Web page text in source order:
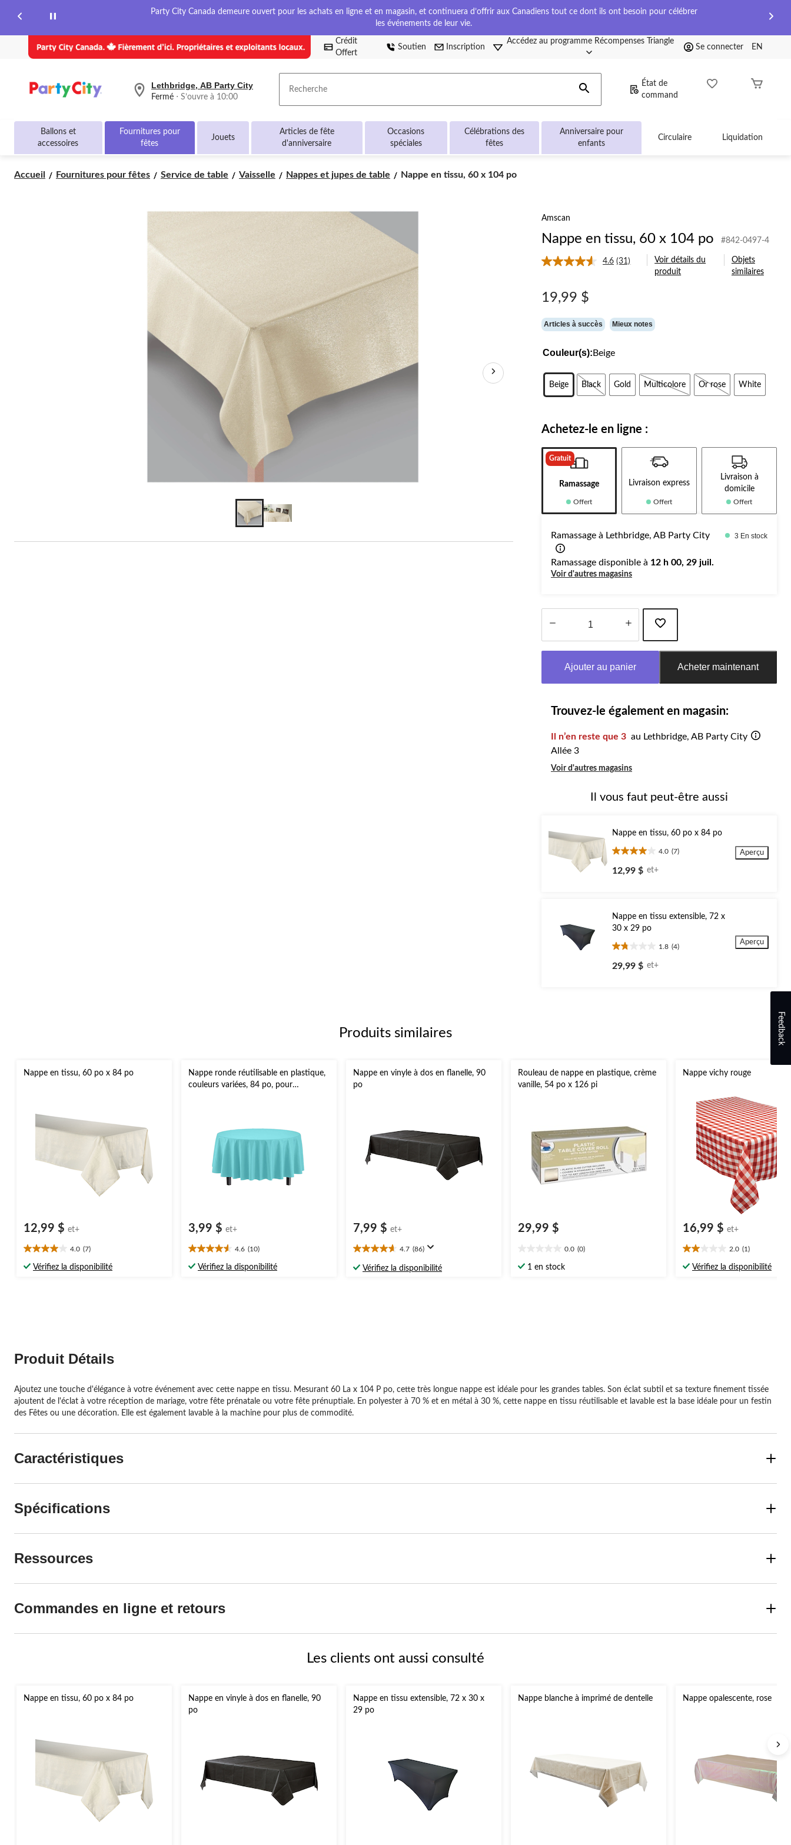
Party City Canada demeure ouvert pour les achats en ligne et en magasin, et continuera d’offrir aux Canadiens tout ce dont ils ont besoin pour célébrer
les événements de leur vie.
Crédit
Offert
Soutien Inscription
Accédez au programme Récompenses Triangle
Se connecter EN
votre
Lethbridge,
AB
Party
courament
Lethbridge, AB Party City
Fermé ⋅ S’ouvre à 10:00 Recherche
État de
command
Ballons et
accessoires
Fournitures pour
fêtes
Jouets
Articles de fête
d'anniversaire
Occasions
spéciales
Célébrations des
fêtes
Anniversaire pour
enfants
Circulaire Liquidation
Accueil Fournitures pour fêtes Service de table Vaisselle Nappes et jupes de table
Nappe
Nappe en tissu, 60 x 104 po
Amscan
Nappe en tissu, 60 x 104 po #842-0497-4
4.6 Lire
la
même
(31)
Voir détails du
produit
Objets
similaires
19,99 $
Articles à succès Mieux notes
Couleur(s): Beige
Beige Black Gold Multicolore Or rose White
Achetez-le en ligne :
Gratuit
Ramassage
Offert
Livraison express
Offert
Livraison à
domicile
Offert
Ramassage à Lethbridge, AB Party City 3 En stock
Ramassage disponible à 12 h 00, 29 juil.
Voir d'autres magasins
Ajouter au panier Acheter maintenant
Trouvez-le également en magasin:
Il n’en reste que 3 au Lethbridge, AB Party City
Allée 3
Voir d'autres magasins
Il vous faut peut-être aussi
Nappe en tissu, 60 po x 84 po
4.0 (7)
4.0
étoile(s)
évaluations
12,99 $ et+
Aperçu
Nappe en tissu extensible, 72 x
30 x 29 po
1.8 (4)
1.8
étoile(s)
29,99 $ et+
Aperçu
page.
Produits similaires
Nappe en tissu, 60 po x 84 po
12,99 $ et+
4.0 (7)
4.0
étoile(s)
Vérifiez la disponibilité
Nappe ronde réutilisable en plastique,
couleurs variées, 84 po, pour
3,99 $ et+
4.6 (10)
4.6
étoile(s)
Vérifiez la disponibilité
Nappe en vinyle à dos en flanelle, 90
po
7,99 $ et+
4.7 (86)
4.7
étoile(s)
Vérifiez la disponibilité
Rouleau de nappe en plastique, crème
vanille, 54 po x 126 pi
29,99 $
0.0 (0)
étoile(s)
1 en stock
Nappe vichy rouge
16,99 $ et+
2.0 (1)
2.0
étoile(s)
Vérifiez la disponibilité
Produit Détails
Ajoutez une touche d'élégance à votre événement avec cette nappe en tissu. Mesurant 60 La x 104 P po, cette très longue nappe est idéale pour les grandes tables. Son éclat subtil et sa texture finement tissée
ajoutent de l'éclat à votre réception de mariage, votre fête prénatale ou votre fête prénuptiale. En polyester à 70 % et en métal à 30 %, cette nappe en tissu réutilisable et lavable est la base idéale pour un festin
des Fêtes ou une décoration. Elle est également lavable à la machine pour plus de commodité.
Caractéristiques
Spécifications
Ressources
Commandes en ligne et retours
Les clients ont aussi consulté
Nappe en tissu, 60 po x 84 po
Nappe en vinyle à dos en flanelle, 90
po
Nappe en tissu extensible, 72 x 30 x
29 po
Nappe blanche à imprimé de dentelle Nappe opalescente, rose
Feedback